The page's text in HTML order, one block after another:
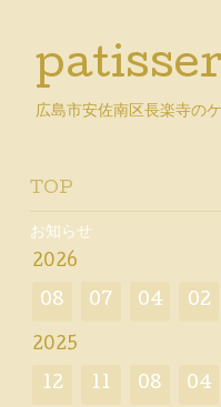
広島市安佐南区長楽寺の
TOP
お知らせ
2026
08 07 04 02
2025
12 11 08 04